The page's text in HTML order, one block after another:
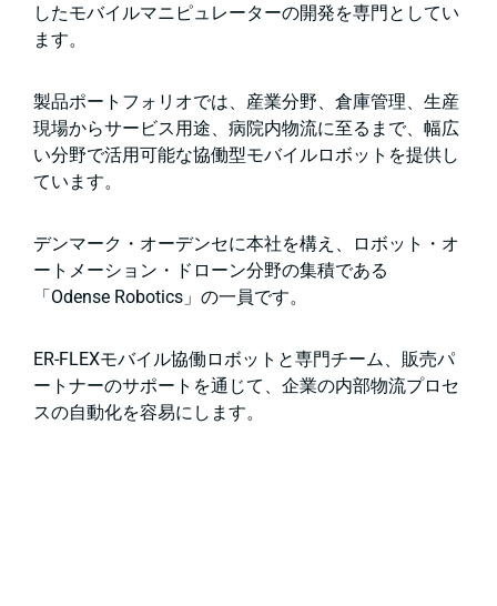
したモバイルマニピュレーターの開発を専門としてい
ます。
製品ポートフォリオでは、産業分野、倉庫管理、生産
現場からサービス用途、病院内物流に至るまで、幅広
い分野で活用可能な協働型モバイルロボットを提供し
ています。
デンマーク・オーデンセに本社を構え、ロボット・オ
ートメーション・ドローン分野の集積である
「Odense Robotics」の一員です。
ER-FLEXモバイル協働ロボットと専門チーム、販売パ
ートナーのサポートを通じて、企業の内部物流プロセ
スの自動化を容易にします。